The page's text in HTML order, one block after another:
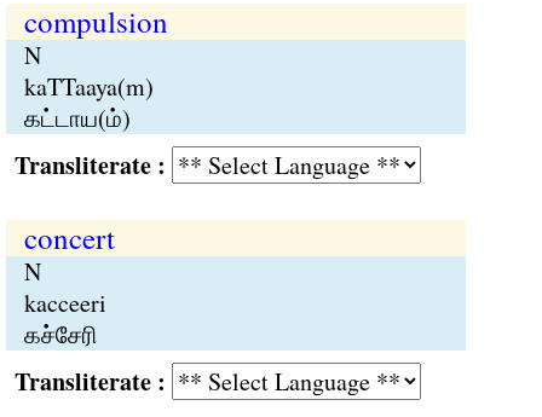
compulsion
N
kaTTaaya(m)
கட்டாய(ம்)
:
concert
N
kacceeri
கச்சேரி
: